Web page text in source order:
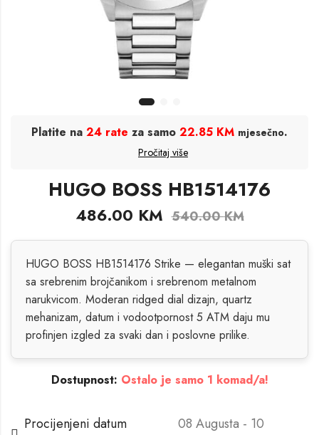
Platite na 24 rate za samo 22.85 KM mjesečno.
Pročitaj više
HUGO BOSS HB1514176
486.00 KM 540.00KM
HUGO BOSS HB1514176 Strike — elegantan muški sat
sa srebrenim brojčanikom i srebrenom metalnom
narukvicom. Moderan ridged dial dizajn, quartz
mehanizam, datum i vodootpornost 5 ATM daju mu
profinjen izgled za svaki dan i poslovne prilike.
Dostupnost: Ostalo je samo 1 komad/a!
Procijenjeni datum
08 Augusta - 10